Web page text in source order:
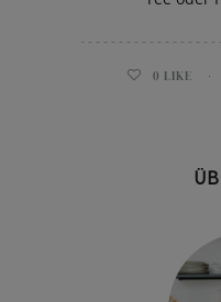
0 LIKE